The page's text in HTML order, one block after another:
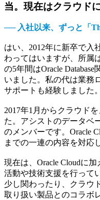
当。現在はクラウド
── 入社以来、ずっと「
はい、2012年に新卒で入
わってはいますが、所属
の5年間はOracle
いました。私の代は業務
サポートも経験しました。
2017年1月からクラウド
た。アシストのデータベ
のメンバーです。Oracle
までの一連の内容を対応
現在は、Oracle Cloudに
活動や技術支援を行って
少し関わったり、クラウ
取り扱い製品とのコラボ